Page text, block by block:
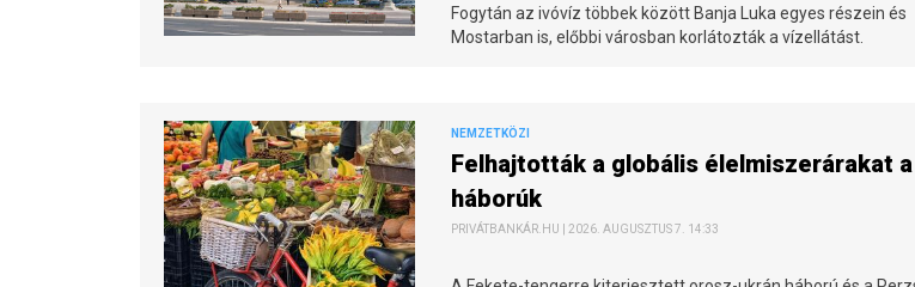
Fogytán az ivóvíz többek között Banja Luka egyes részein és
Mostarban is, előbbi városban korlátozták a vízellátást.
NEMZETKÖZI
Felhajtották a globális élelmiszerárakat a
háborúk
PRIVÁTBANKÁR.HU | 2026. AUGUSZTUS 7. 14:33